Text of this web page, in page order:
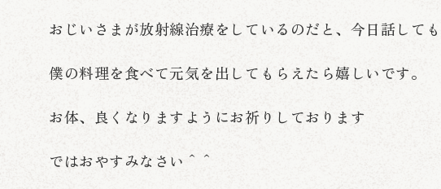
おじいさまが放射線治療をしているのだと、今日話して
僕の料理を食べて元気を出してもらえたら嬉しいです。
お体、良くなりますようにお祈りしております
ではおやすみなさい＾＾